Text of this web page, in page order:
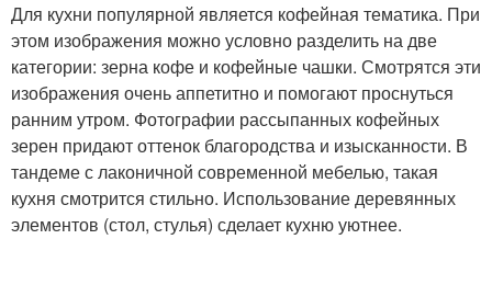
Для кухни популярной является кофейная тематика. При
этом изображения можно условно разделить на две
категории: зерна кофе и кофейные чашки. Смотрятся эти
изображения очень аппетитно и помогают проснуться
ранним утром. Фотографии рассыпанных кофейных
зерен придают оттенок благородства и изысканности. В
тандеме с лаконичной современной мебелью, такая
кухня смотрится стильно. Использование деревянных
элементов (стол, стулья) сделает кухню уютнее.